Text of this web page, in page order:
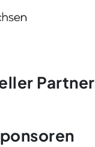
Partner